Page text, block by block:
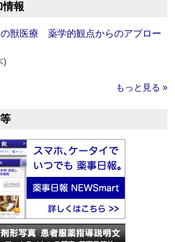
情報
の獣医療 薬学的観点からのアプロー
)
もっと見る »